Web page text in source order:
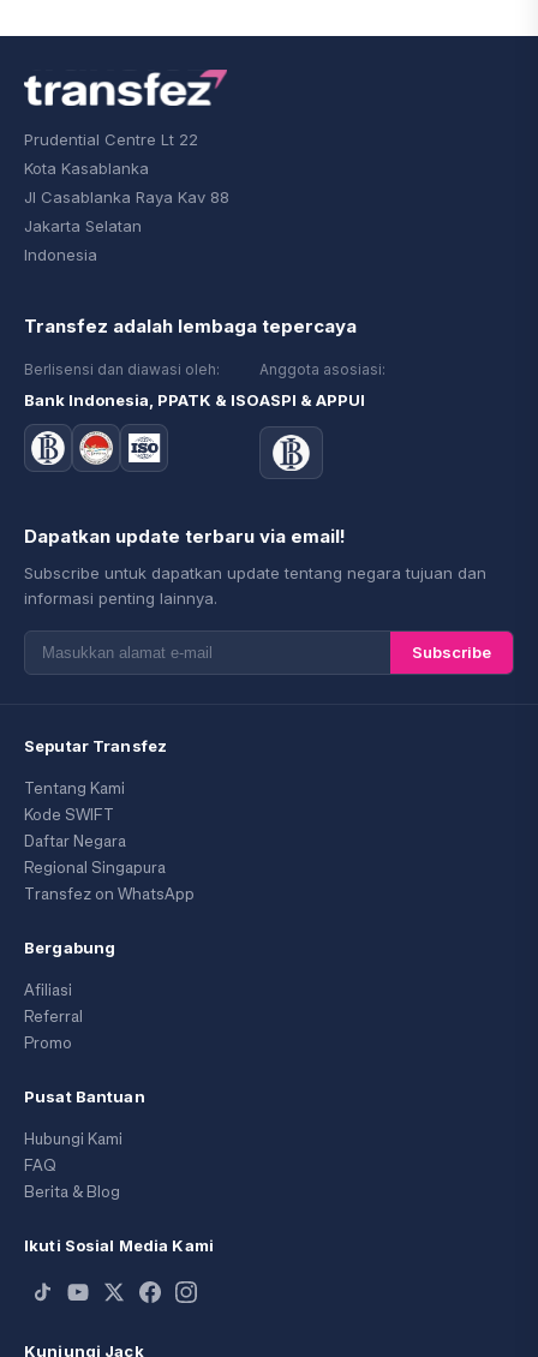
Prudential Centre Lt 22
Kota Kasablanka
Jl Casablanka Raya Kav 88
Jakarta Selatan
Indonesia
Transfez adalah lembaga tepercaya
Berlisensi dan diawasi oleh:
Bank Indonesia, PPATK & ISO
Anggota asosiasi:
ASPI & APPUI
Dapatkan update terbaru via email!
Subscribe untuk dapatkan update tentang negara tujuan dan
informasi penting lainnya.
Subscribe
Seputar Transfez
Tentang Kami
Kode SWIFT
Daftar Negara
Regional Singapura
Transfez on WhatsApp
Bergabung
Afiliasi
Referral
Promo
Pusat Bantuan
Hubungi Kami
FAQ
Berita & Blog
Ikuti Sosial Media Kami
Kunjungi Jack